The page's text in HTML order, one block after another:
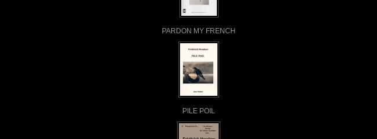
PARDON MY FRENCH
PILE POIL